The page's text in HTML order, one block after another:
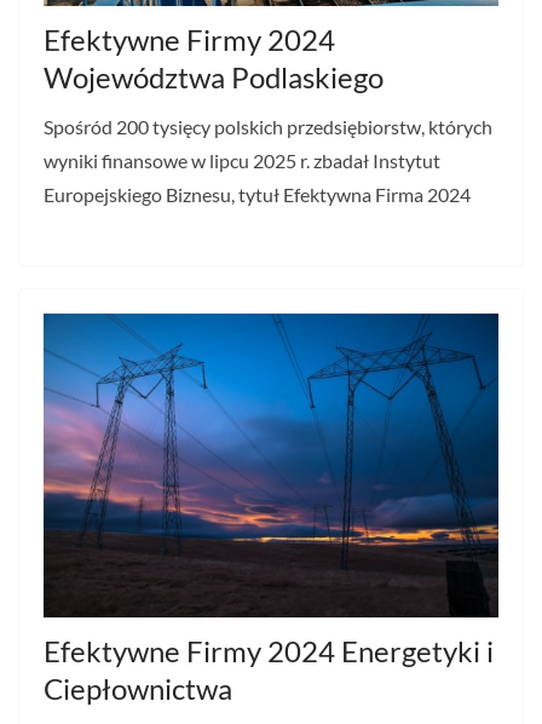
Efektywne Firmy 2024
Województwa Podlaskiego
Spośród 200 tysięcy polskich przedsiębiorstw, których
wyniki finansowe w lipcu 2025 r. zbadał Instytut
Europejskiego Biznesu, tytuł Efektywna Firma 2024
Efektywne Firmy 2024 Energetyki i
Ciepłownictwa